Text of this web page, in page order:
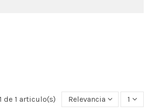
de 1 articulo(s) Relevancia 1